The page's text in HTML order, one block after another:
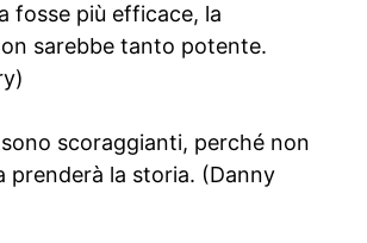
fosse più efficace, la
sarebbe tanto potente.
scoraggianti, perché non
prenderà la storia. (Danny